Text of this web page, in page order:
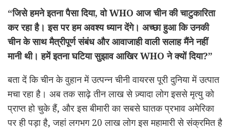
“जिसे हमने इतना पैसा दिया, वो WHO आज चीन की चाटुकारिता
कर रहा है। इस पर हम अवश्य ध्यान देंगे। अच्छा हुआ कि उनकी
चीन के साथ मैत्रीपूर्ण संबंध और आवाजाही वाली सलाह मैंने नहीं
मानी थी। हमें इतना घटिया सुझाव आखिर WHO ने क्यों दिया?”
बता दें कि चीन के वुहान में उत्पन्न चीनी वायरस पूरी दुनिया में उत्पात
मचा रहा है। अब तक साढ़े तीन लाख से ज़्यादा लोग इससे मृत्यु को
प्राप्त हो चुके हैं, और इस बीमारी का सबसे घातक प्रभाव अमेरिका
पर ही पड़ा है, जहां लगभग 20 लाख लोग इस महामारी से संक्रमित है